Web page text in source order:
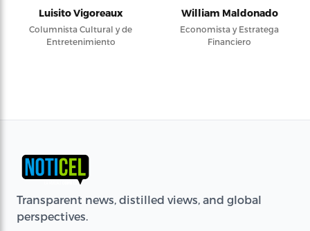
Luisito Vigoreaux
Columnista Cultural y de
Entretenimiento
William Maldonado
Economista y Estratega
Financiero
Transparent news, distilled views, and global
perspectives.